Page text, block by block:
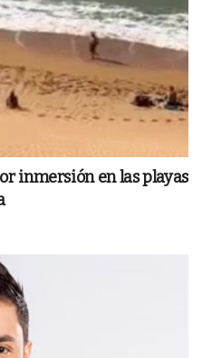
inmersión en las playas